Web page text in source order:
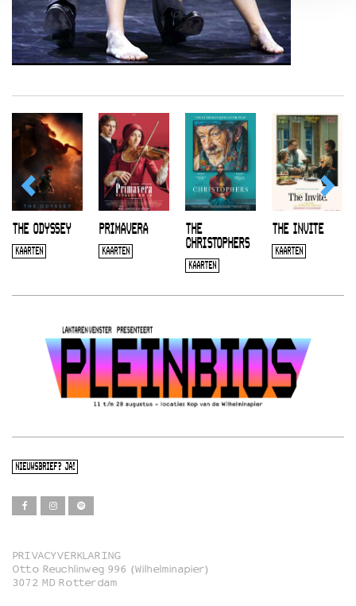
THE ODYSSEY
KAARTEN
PRIMAVERA
KAARTEN
THE
CHRISTOPHERS
KAARTEN
THE INVITE
KAARTEN
NIEUWSBRIEF? JA!
Film
PRIVACYVERKLARING
Otto Reuchlinweg 996 (Wilhelminapier)
3072 MD Rotterdam